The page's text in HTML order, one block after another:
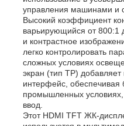
управления машинами и
Высокий коэффициент
варьирующийся от 800:1
и контрастное
легко контролировать
сложных условиях
экран (тип TP)
интерфейс, обеспечивая
промышленных
ввод.
Этот HDMI TFT ЖК-